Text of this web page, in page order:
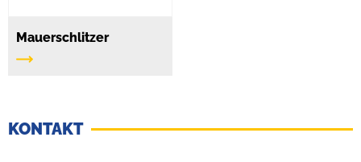
Mauerschlitzer
KONTAKT